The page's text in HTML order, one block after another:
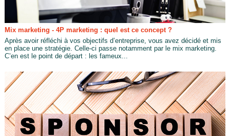
Mix marketing - 4P marketing : quel est ce concept ?
Après avoir réfléchi à vos objectifs d’entreprise, vous avez décidé et mis
en place une stratégie. Celle-ci passe notamment par le mix marketing.
C’en est le point de départ : les fameux...